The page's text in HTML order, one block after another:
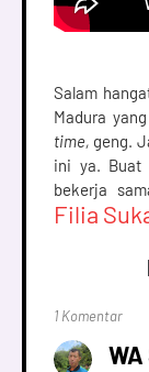
Salam
Madura
time, geng.
ini ya. Buat
Filia
1 Komentar